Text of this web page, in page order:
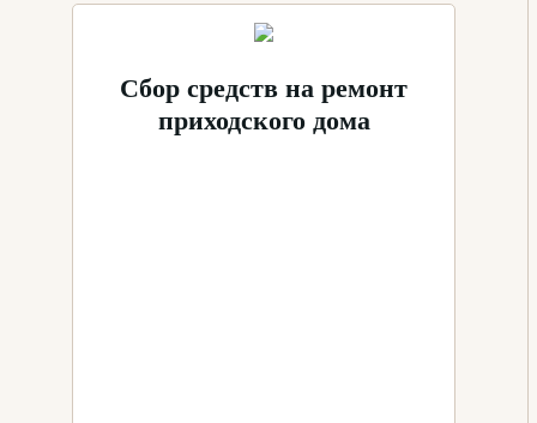
Сбор средств на ремонт
приходского дома